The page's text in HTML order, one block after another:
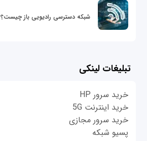
شبکه دسترسی رادیویی باز چیست؟
تبلیغات لینکی
خرید سرور HP
خرید اینترنت 5G
خرید سرور مجازی
پسیو شبکه